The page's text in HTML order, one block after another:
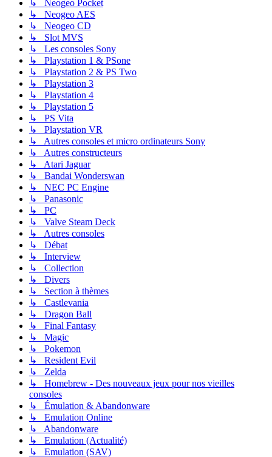
↳ Neogeo Pocket
↳ Neogeo AES
↳ Neogeo CD
↳ Slot MVS
↳ Les consoles Sony
↳ Playstation 1 & PSone
↳ Playstation 2 & PS Two
↳ Playstation 3
↳ Playstation 4
↳ Playstation 5
↳ PS Vita
↳ Playstation VR
↳ Autres consoles et micro ordinateurs Sony
↳ Autres constructeurs
↳ Atari Jaguar
↳ Bandai Wonderswan
↳ NEC PC Engine
↳ Panasonic
↳ PC
↳ Valve Steam Deck
↳ Autres consoles
↳ Débat
↳ Interview
↳ Collection
↳ Divers
↳ Section à thèmes
↳ Castlevania
↳ Dragon Ball
↳ Final Fantasy
↳ Magic
↳ Pokemon
↳ Resident Evil
↳ Zelda
↳ Homebrew - Des nouveaux jeux pour nos vieilles
consoles
↳ Émulation & Abandonware
↳ Emulation Online
↳ Abandonware
↳ Emulation (Actualité)
↳ Emulation (SAV)